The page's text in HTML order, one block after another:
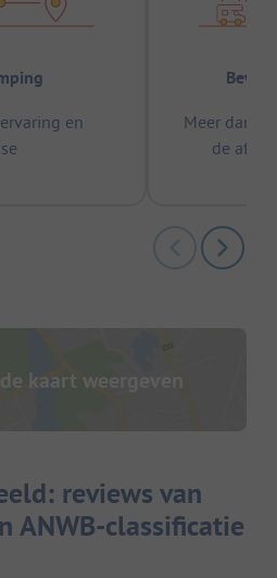
en
Meer dan
de
de kaart weergeven
reviews van
ANWB-classificatie